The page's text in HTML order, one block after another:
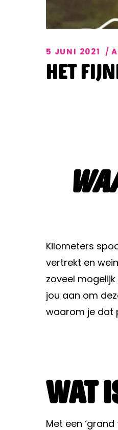
5 JUNI 2021
Het
Kilometers
vertrekt en
zoveel
jou aan om
waarom je dat
Wat
Met een